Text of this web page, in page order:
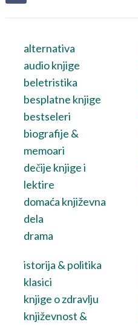
alternativa
audio knjige
beletristika
besplatne knjige
bestseleri
biografije &
memoari
dečije knjige i
lektire
domaća književna
dela
drama
istorija & politika
klasici
knjige o zdravlju
književnost &